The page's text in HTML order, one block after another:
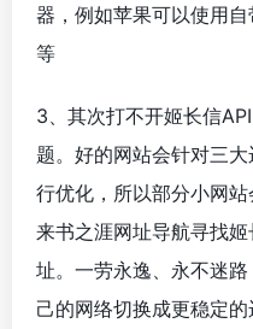
器，例如苹果可以使用
等
3、其次打不开姬长信
题。好的网站会针对三
行优化，所以部分小网
来书之涯网址导航寻找
址。一劳永逸、永不迷
己的网络切换成更稳定